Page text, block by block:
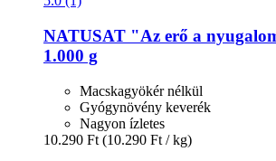
NATUSAT "Az erő a
1.000 g
Macskagyökér nélkül
Gyógynövény keverék
Nagyon ízletes
10.290 Ft (10.290 Ft / kg)